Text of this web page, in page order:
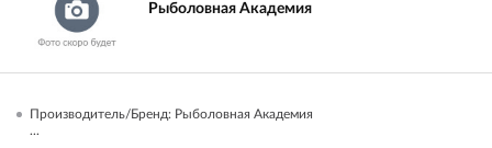
Рыболовная Академия
Производитель/Бренд: Рыболовная Академия
...